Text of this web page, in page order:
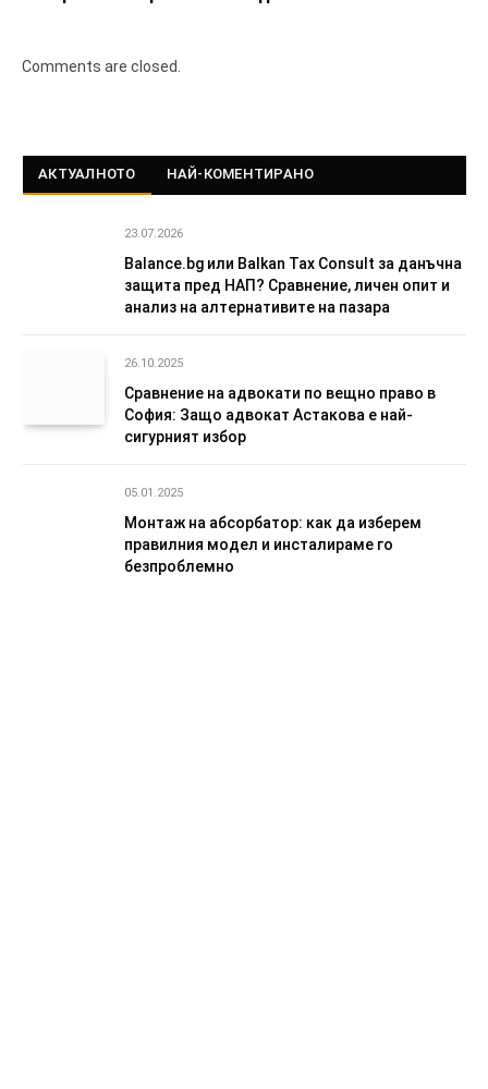
Comments are closed.
АКТУАЛНОТО НАЙ-КОМЕНТИРАНО
23.07.2026
Balance.bg или Balkan Tax Consult за данъчна
защита пред НАП? Сравнение, личен опит и
анализ на алтернативите на пазара
26.10.2025
Сравнение на адвокати по вещно право в
София: Защо адвокат Астакова е най-
сигурният избор
05.01.2025
Монтаж на абсорбатор: как да изберем
правилния модел и инсталираме го
безпроблемно